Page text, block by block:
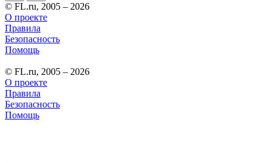
© FL.ru, 2005 – 2026
О проекте
Правила
Безопасность
Помощь
© FL.ru, 2005 – 2026
О проекте
Правила
Безопасность
Помощь